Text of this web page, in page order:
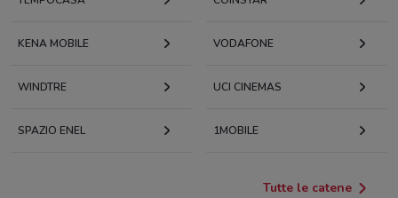
KENA MOBILE VODAFONE
WINDTRE UCI CINEMAS
SPAZIO ENEL 1MOBILE
Tutte le catene